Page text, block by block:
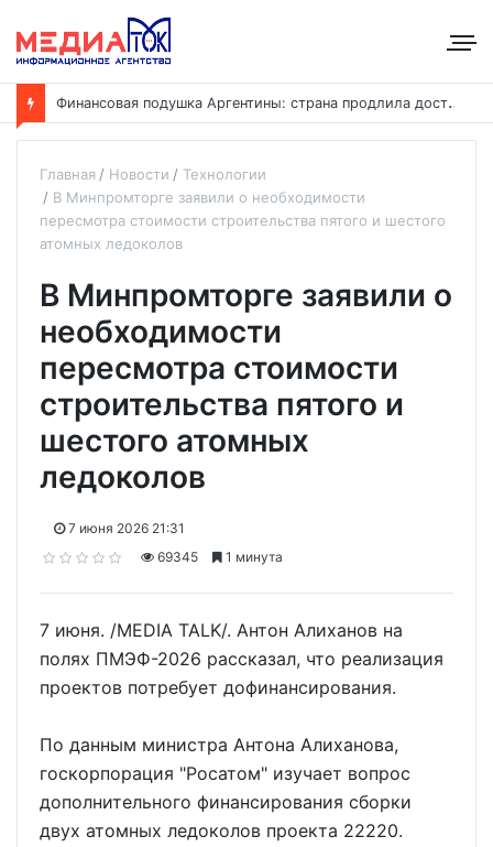
Ф
инансовая подушка Аргентины: страна продлила доступ к резервам КНР
Главная Новости
Технологии
В Минпромторге заявили о необходимости
пересмотра стоимости строительства пятого и шестого
атомных ледоколов
В Минпромторге заявили о
необходимости
пересмотра стоимости
строительства пятого и
шестого атомных
ледоколов
7 июня 2026 21:31
69345
1 минута
7 июня. /MEDIA TALK/. Антон Алиханов на
полях ПМЭФ-2026 рассказал, что реализация
проектов потребует дофинансирования.
По данным министра Антона Алиханова,
госкорпорация "Росатом" изучает вопрос
дополнительного финансирования сборки
двух атомных ледоколов проекта 22220.